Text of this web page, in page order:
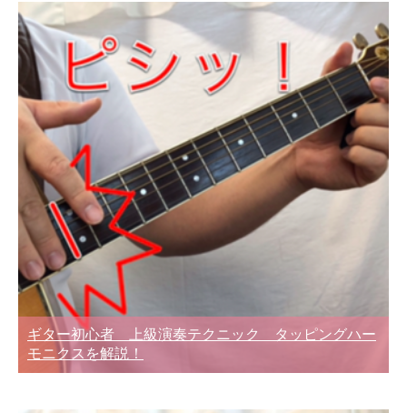
ギター初心者 上級演奏テクニック タッピングハー
モニクスを解説！